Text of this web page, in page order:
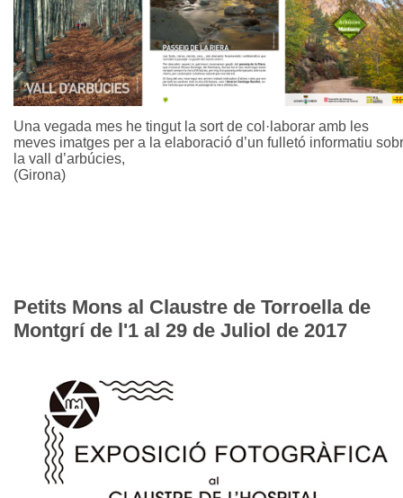
Una vegada mes he tingut la sort de col·laborar amb les
meves imatges per a la elaboració d’un fulletó informatiu
la vall d’arbúcies,
(Girona)
Petits Mons al Claustre de Torroella de
Montgrí de l'1 al 29 de Juliol de 2017